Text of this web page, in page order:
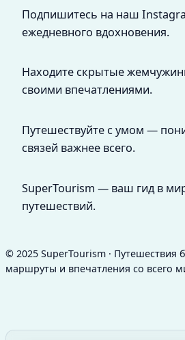
Подпишитесь на наш
ежедневного вдохновения.
Находите скрытые
своими впечатлениями.
Путешествуйте с умом —
связей важнее всего.
SuperTourism — ваш гид в
путешествий.
© 2025 SuperTourism · Путешествия
маршруты и впечатления со всего